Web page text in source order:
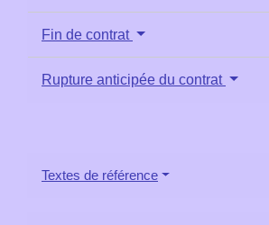
Fin de contrat
Rupture anticipée du contrat
Textes de référence